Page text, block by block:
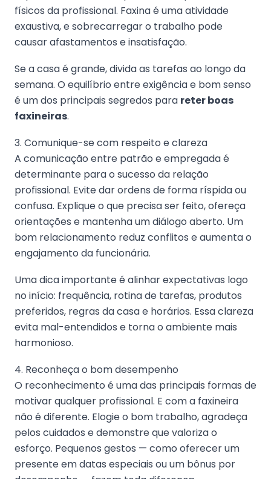
físicos da profissional. Faxina é uma atividade
exaustiva, e sobrecarregar o trabalho pode
causar afastamentos e insatisfação.
Se a casa é grande, divida as tarefas ao longo da
semana. O equilíbrio entre exigência e bom senso
é um dos principais segredos para reter boas
faxineiras.
3. Comunique-se com respeito e clareza
A comunicação entre patrão e empregada é
determinante para o sucesso da relação
profissional. Evite dar ordens de forma ríspida ou
confusa. Explique o que precisa ser feito, ofereça
orientações e mantenha um diálogo aberto. Um
bom relacionamento reduz conflitos e aumenta o
engajamento da funcionária.
Uma dica importante é alinhar expectativas logo
no início: frequência, rotina de tarefas, produtos
preferidos, regras da casa e horários. Essa clareza
evita mal-entendidos e torna o ambiente mais
harmonioso.
4. Reconheça o bom desempenho
O reconhecimento é uma das principais formas de
motivar qualquer profissional. E com a faxineira
não é diferente. Elogie o bom trabalho, agradeça
pelos cuidados e demonstre que valoriza o
esforço. Pequenos gestos — como oferecer um
presente em datas especiais ou um bônus por